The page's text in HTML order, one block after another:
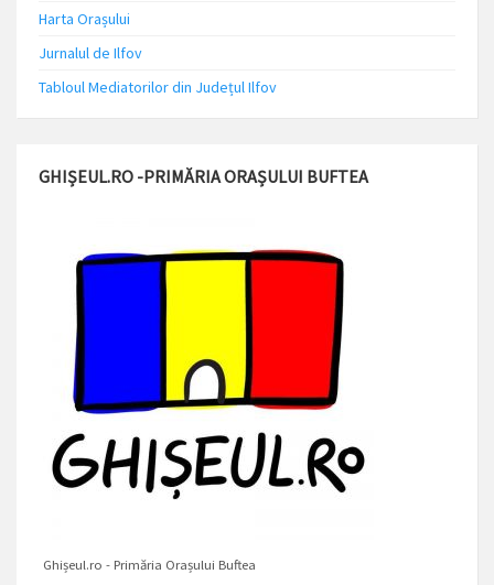
Harta Orașului
Jurnalul de Ilfov
Tabloul Mediatorilor din Județul Ilfov
GHIȘEUL.RO -PRIMĂRIA ORAȘULUI BUFTEA
Ghișeul.ro - Primăria Orașului Buftea